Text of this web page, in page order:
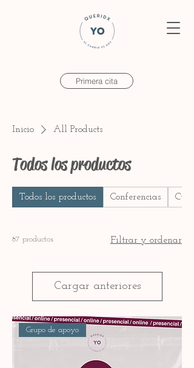
Primera cita
Inicio All Products
Todos los productos
Todos los productos Conferencias
87 productos Filtrar y ordenar
Cargar anteriores
Grupo de apoyo